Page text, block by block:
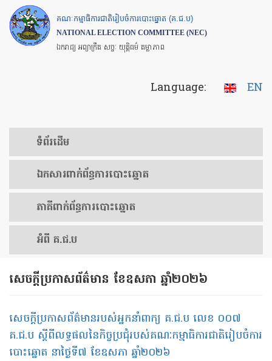
Skip
to
main
គណៈកម្មាធិការជាតិរៀបចំការបោះឆ្នោត (គ.ជ.ប)
NATIONAL ELECTION COMMITTEE (NEC)
ឯករាជ្យ អព្យាក្រឹត សច្ចៈ យុត្តិធម៌ តម្លាភាព
Language: EN
ទំព័រ​ដើម
ឯកសារ​ពាក់ព័ន្ធ​ការ​បោះឆ្នោត
​ភាគីពាក់ព័ន្ធ​​ការ​បោះឆ្នោត
អំពី គ.ជ.ប
សេចក្ដីប្រកាសព័ត៌មាន ខែឧសភា ឆ្នាំ២០២៦
សេចក្តីប្រកាសព័ត៌មានរបស់អ្នកនាំពាក្យ គ.ជ.ប លេខ​ ០០៧​
គ.ជ.ប ស្តីពីលទ្ធផលនៃកិច្ចប្រជុំរបស់គណៈកម្មាធិការជាតិរៀបចំការ
បោះឆ្នោត នាថ្ងៃទី៧ ខែឧសភា ឆ្នាំ២០២៦